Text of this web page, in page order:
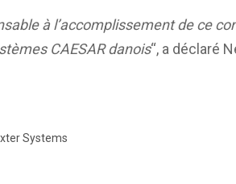
à l’accomplissement de ce
CAESAR danois“, a déclaré
Systems